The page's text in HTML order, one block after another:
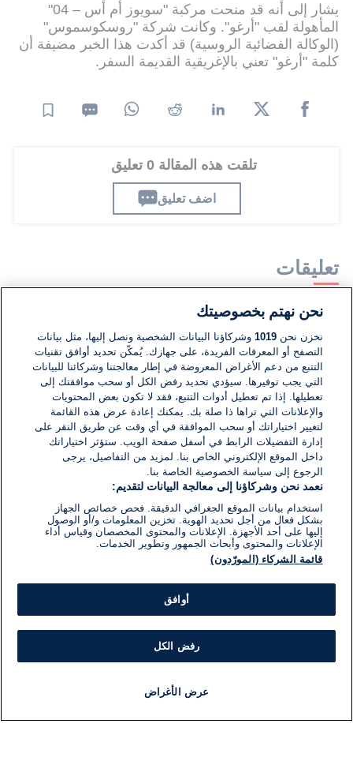
يشار إلى أنه قد منحت مركبة "سويوز أم أس – 04"
المأهولة لقب "أرغو". وكانت شركة "روسكوسموس"
(الوكالة الفضائية الروسية) قد أكدت هذا الخبر مضيفة أن
كلمة "أرغو" تعني بالإغريقية القديمة السفر.
تلقت هذه المقالة 0 تعليق
اضف تعليق
تعليقات
لا توجد تعليقات مكتوبة حتى الآن. كن الأول!
اكتب تعليقًا جديدًا ...
نحن نهتم بخصوصيتك
نخزن نحن1019 وشركاؤنا البيانات الشخصية ونصل إليها، مثل بيانات
التصفح أو المعرفات الفريدة، على جهازك. يُمكّن تحديد أوافق تقنيات
التتبع من دعم الأغراض المعروضة في إطار معالجتنا وشركائنا للبيانات
التي يجب توفيرها. سيؤدي تحديد رفض الكل أو سحب موافقتك إلى
تعطيلها. إذا تم تعطيل أدوات التتبع، فقد لا تكون بعض المحتويات
والإعلانات التي تراها ذا صلة بك. يمكنك إعادة عرض هذه القائمة
لتغيير اختياراتك أو سحب الموافقة في أي وقت عن طريق النقر على
إدارة التفضيلات الرابط في أسفل صفحة الويب. ستؤثر اختياراتك
داخل الموقع الإلكتروني الخاص بنا. لمزيد من التفاصيل، يرجى
الرجوع إلى سياسة الخصوصية الخاصة بنا.
نعمد نحن وشركاؤنا إلى معالجة البيانات لتقديم:
استخدام بيانات الموقع الجغرافي الدقيقة. فحص خصائص الجهاز
بشكل فعال من أجل تحديد الهوية. تخزين المعلومات و/أو الوصول
إليها على أحد الأجهزة. الإعلانات والمحتوى المخصصان وقياس أداء
الإعلانات والمحتوى وأبحاث الجمهور وتطوير الخدمات.
قائمة الشركاء (المورّدون)
أوافق
رفض الكل
عرض الأغراض